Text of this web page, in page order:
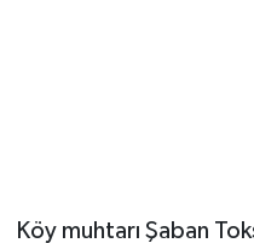
Köy muhtarı Şaban